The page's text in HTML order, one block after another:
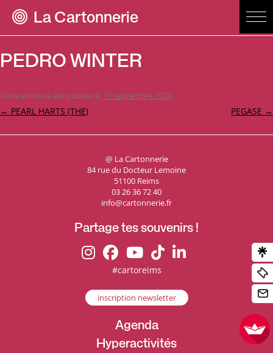
La Cartonnerie
PEDRO WINTER
Cette entrée a été publiée le 19 septembre 2024 .
Navigation
← PEARL HARTS (THE) PEGASE →
@ La Cartonnerie
84 rue du Docteur Lemoine
51100 Reims
03 26 36 72 40
info@cartonnerie.fr
Partage tes souvenirs !
#cartoreims
inscription newsletter
Agenda
Hyperactivités